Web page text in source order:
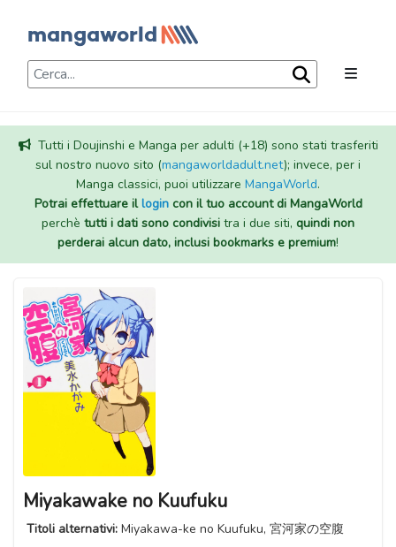
Tutti i Doujinshi e Manga per adulti (+18) sono stati trasferiti
sul nostro nuovo sito (mangaworldadult.net); invece, per i
Manga classici, puoi utilizzare MangaWorld.
Potrai effettuare illogincon il tuo account di MangaWorld
perchè tutti i dati sono condivisi tra i due siti, quindi non
perderai alcun dato, inclusi bookmarks e premium!
Miyakawake no Kuufuku
Titoli alternativi: Miyakawa-ke no Kuufuku, 宮河家の空腹